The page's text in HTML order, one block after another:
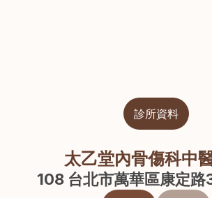
診所資料
太乙堂內骨傷科中
108 台北市萬華區康定